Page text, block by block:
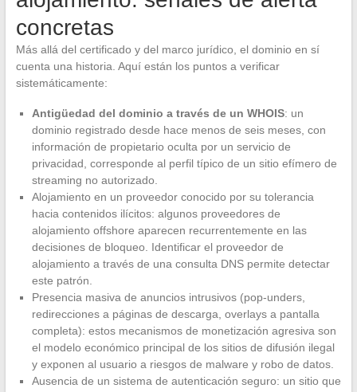
concretas
Más allá del certificado y del marco jurídico, el dominio en sí
cuenta una historia. Aquí están los puntos a verificar
sistemáticamente:
Antigüedad del dominio a través de un WHOIS: un
dominio registrado desde hace menos de seis meses, con
información de propietario oculta por un servicio de
privacidad, corresponde al perfil típico de un sitio efímero de
streaming no autorizado.
Alojamiento en un proveedor conocido por su tolerancia
hacia contenidos ilícitos: algunos proveedores de
alojamiento offshore aparecen recurrentemente en las
decisiones de bloqueo. Identificar el proveedor de
alojamiento a través de una consulta DNS permite detectar
este patrón.
Presencia masiva de anuncios intrusivos (pop-unders,
redirecciones a páginas de descarga, overlays a pantalla
completa): estos mecanismos de monetización agresiva son
el modelo económico principal de los sitios de difusión ilegal
y exponen al usuario a riesgos de malware y robo de datos.
Ausencia de un sistema de autenticación seguro: un sitio que